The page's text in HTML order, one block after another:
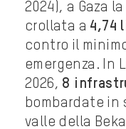
2024), a Gaza
crollata a 4,74
contro il
emergenza. In
2026, 8
bombardate in
valle della